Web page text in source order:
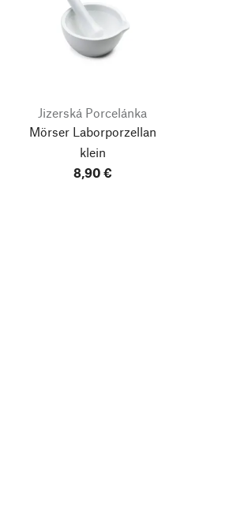
Jizerská Porcelánka
Mörser Laborporzellan
klein
8,90 €